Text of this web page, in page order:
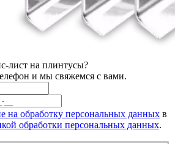
лист на плинтусы?
и мы свяжемся с вами.
на обработку персональных данных в
обработки персональных данных.